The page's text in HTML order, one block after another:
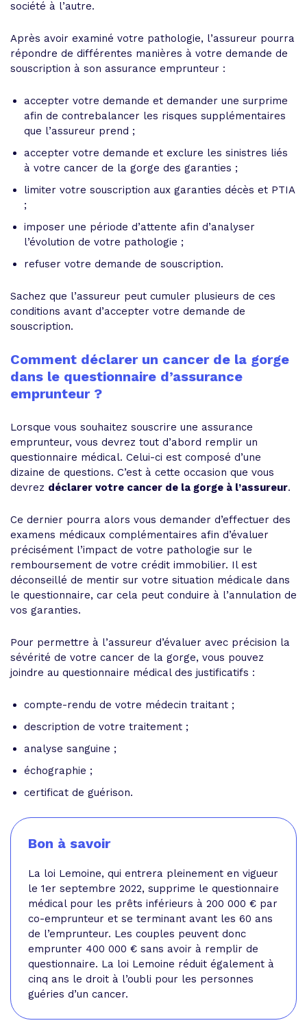
société à l’autre.
Après avoir examiné votre pathologie, l’assureur pourra
répondre de différentes manières à votre demande de
souscription à son assurance emprunteur :
accepter votre demande et demander une surprime
afin de contrebalancer les risques supplémentaires
que l’assureur prend ;
accepter votre demande et exclure les sinistres liés
à votre cancer de la gorge des garanties ;
limiter votre souscription aux garanties décès et PTIA
;
imposer une période d’attente afin d’analyser
l’évolution de votre pathologie ;
refuser votre demande de souscription.
Sachez que l’assureur peut cumuler plusieurs de ces
conditions avant d’accepter votre demande de
souscription.
Comment déclarer un cancer de la gorge
dans le questionnaire d’assurance
emprunteur ?
Lorsque vous souhaitez souscrire une assurance
emprunteur, vous devrez tout d’abord remplir un
questionnaire médical. Celui-ci est composé d’une
dizaine de questions. C’est à cette occasion que vous
devrez déclarer votre cancer de la gorge à l’assureur.
Ce dernier pourra alors vous demander d’effectuer des
examens médicaux complémentaires afin d’évaluer
précisément l’impact de votre pathologie sur le
remboursement de votre crédit immobilier. Il est
déconseillé de mentir sur votre situation médicale dans
le questionnaire, car cela peut conduire à l’annulation de
vos garanties.
Pour permettre à l’assureur d’évaluer avec précision la
sévérité de votre cancer de la gorge, vous pouvez
joindre au questionnaire médical des justificatifs :
compte-rendu de votre médecin traitant ;
description de votre traitement ;
analyse sanguine ;
échographie ;
certificat de guérison.
Bon à savoir
La loi Lemoine, qui entrera pleinement en vigueur
le 1er septembre 2022, supprime le questionnaire
médical pour les prêts inférieurs à 200 000 € par
co-emprunteur et se terminant avant les 60 ans
de l’emprunteur. Les couples peuvent donc
emprunter 400 000 € sans avoir à remplir de
questionnaire. La loi Lemoine réduit également à
cinq ans le droit à l’oubli pour les personnes
guéries d’un cancer.